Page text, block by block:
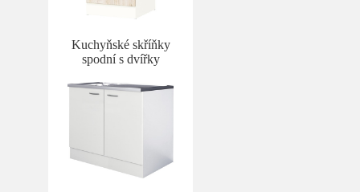
Kuchyňské skříňky
spodní s dvířky